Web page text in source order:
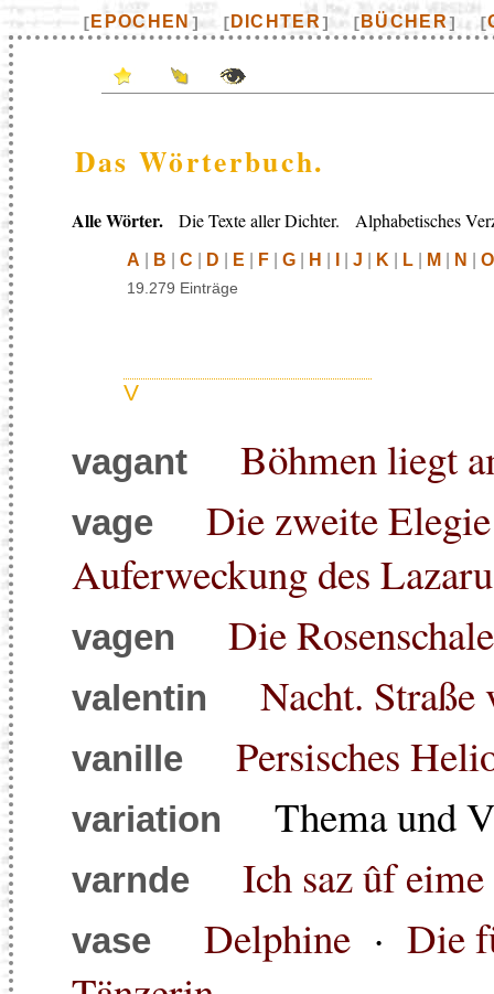
[ EPOCHEN ] [ DICHTER] [ BÜCHER] [
Das Wörterbuch.
Alle Wörter. Die Texte aller Dichter. Alphabetisches
A B C D E F G H J K L M N O
19.279 Einträge
V
vagant Böhmen liegt
vage Die zweite Elegie
Auferweckung des
vagen Die Rosenschale
valentin Nacht. Straße
vanille Persisches
variation Thema und
varnde Ich saz ûf eime
vase Delphine · Die